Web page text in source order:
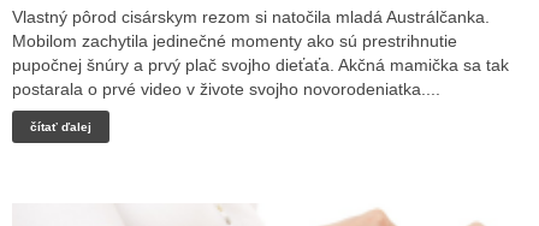
Vlastný pôrod cisárskym rezom si natočila mladá Austrálčanka.
Mobilom zachytila jedinečné momenty ako sú prestrihnutie
pupočnej šnúry a prvý plač svojho dieťaťa. Akčná mamička sa tak
postarala o prvé video v živote svojho novorodeniatka....
čítať ďalej